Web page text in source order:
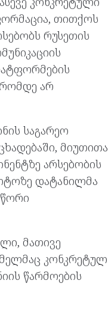
თითქოს
რუსეთის
არ
საგარეო
მიუთითა
არსებობის
დატანილმა
მათივე
კონკრეტულ
წარმოების